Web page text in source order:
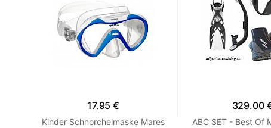
17.95 €
Kinder Schnorchelmaske Mares
329.00
ABC SET - Best Of